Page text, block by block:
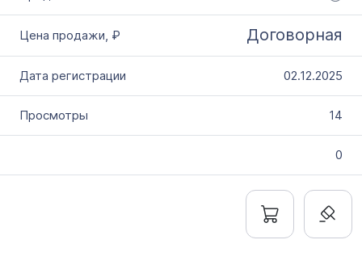
Договорная
02.12.2025
14
0